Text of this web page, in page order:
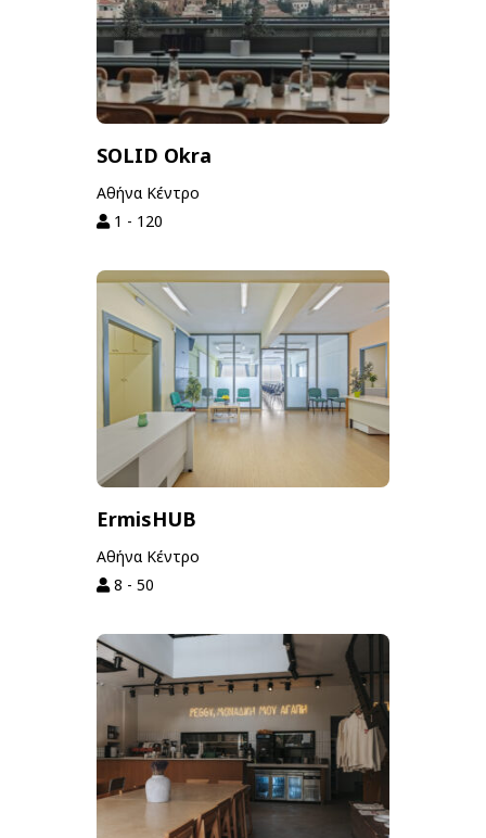
SOLID Okra
Αθήνα Κέντρο
1 - 120
ErmisHUB
Αθήνα Κέντρο
8 - 50